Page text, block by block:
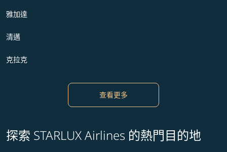
雅加達
清邁
克拉克
查看更多
探索 STARLUX Airlines 的熱門目的地